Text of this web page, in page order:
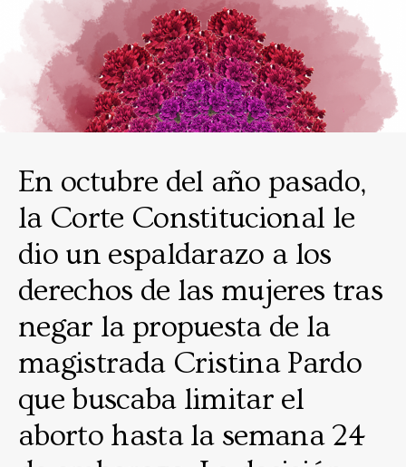
En octubre del año pasado,
la Corte Constitucional le
dio un espaldarazo a los
derechos de las mujeres tras
negar la propuesta de la
magistrada Cristina Pardo
que buscaba limitar el
aborto hasta la semana 24